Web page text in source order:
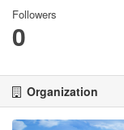
Followers
0
Organization